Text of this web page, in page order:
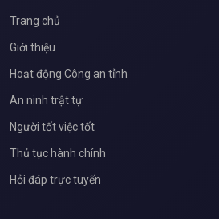
Trang chủ
Giới thiệu
Hoạt động Công an tỉnh
An ninh trật tự
Người tốt việc tốt
Thủ tục hành chính
Hỏi đáp trực tuyến